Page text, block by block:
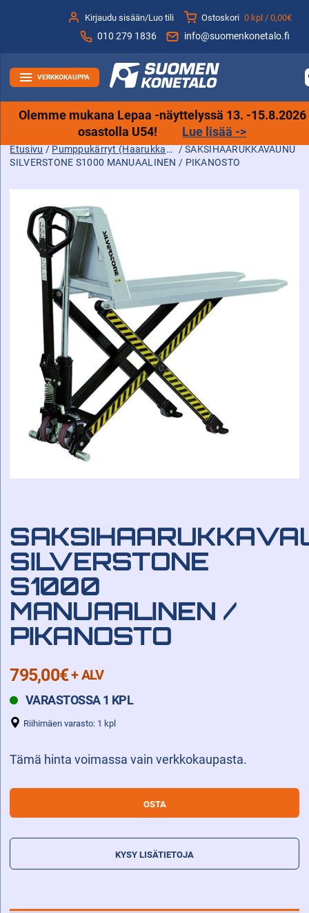
Kirjaudu sisään/Luo tili Ostoskori 0 kpl / 0,00€
010 279 1836 info@suomenkonetalo.fi
VERKKOKAUPPA
Olemme mukana Lepaa -näyttelyssä 13. -15.8.2026
osastolla U54! Lue lisää ->
Etusivu / Pumppukärryt (Haarukkavaunut) / SAKSIHAARUKKAVAUNU
SILVERSTONE S1000 MANUAALINEN / PIKANOSTO
SILVERSTONE
S1000
MANUAALINEN /
PIKANOSTO
795,00€+ ALV
VARASTOSSA 1 KPL
Riihimäen varasto: 1 kpl
Tämä hinta voimassa vain verkkokaupasta.
SAKSIHAARUKKAVAUNU
SILVERSTONE
MANUAALINEN
OSTA
KYSY LISÄTIETOJA